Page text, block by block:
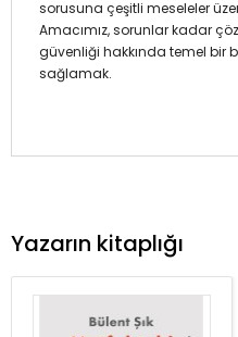
sorusuna çeşitli meseleler
Amacımız, sorunlar kadar
güvenliği hakkında temel bir
sağlamak.
Yazarın kitaplığı